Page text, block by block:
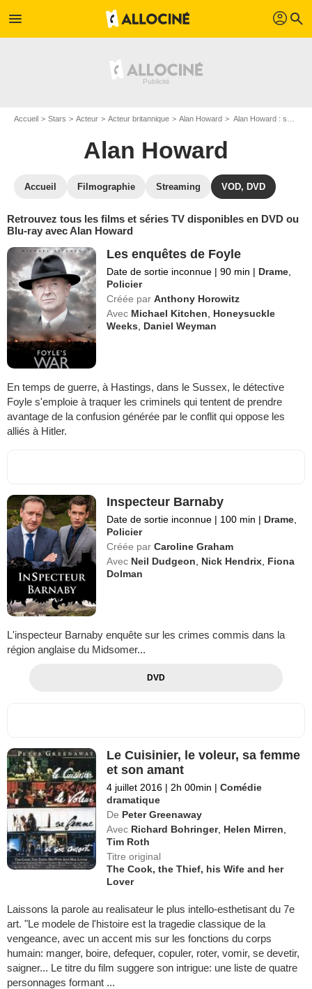
menu profil search
Accueil Stars Acteur Acteur britannique Alan Howard Alan Howard : ses Blu-Ray, DVD, VOD, SVOD
Alan Howard
Accueil Filmographie Streaming VOD, DVD
Retrouvez tous les films et séries TV disponibles en DVD ou
Blu-ray avec Alan Howard
Les enquêtes de Foyle
Date de sortie inconnue | 90 min | Drame
Policier
Créée par Anthony Horowitz
Avec Michael Kitchen
Honeysuckle
Weeks
Daniel Weyman
En temps de guerre, à Hastings, dans le Sussex, le détective
Foyle s'emploie à traquer les criminels qui tentent de prendre
avantage de la confusion générée par le conflit qui oppose les
alliés à Hitler.
Inspecteur Barnaby
Date de sortie inconnue | 100 min | Drame
Policier
Créée par Caroline Graham
Avec Neil Dudgeon Nick Hendrix Fiona
Dolman
L'inspecteur Barnaby enquête sur les crimes commis dans la
région anglaise du Midsomer...
DVD
Le Cuisinier, le voleur, sa femme
et son amant
4 juillet 2016 | 2h 00min | Comédie
dramatique
De Peter Greenaway
Avec Richard Bohringer, Helen Mirren
Tim Roth
Titre original
The Cook, the Thief, his Wife and her
Lover
Laissons la parole au realisateur le plus intello-esthetisant du 7e
art. "Le modele de l'histoire est la tragedie classique de la
vengeance, avec un accent mis sur les fonctions du corps
humain: manger, boire, defequer, copuler, roter, vomir, se devetir,
saigner... Le titre du film suggere son intrigue: une liste de quatre
personnages formant ...